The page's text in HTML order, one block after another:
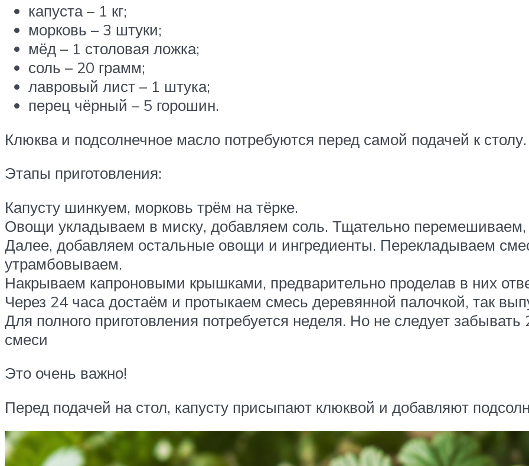
капуста – 1 кг;
морковь – 3 штуки;
мёд – 1 столовая ложка;
соль – 20 грамм;
лавровый лист – 1 штука;
перец чёрный – 5 горошин.
Клюква и подсолнечное масло потребуются перед самой подачей к столу.
Этапы приготовления:
Капусту шинкуем, морковь трём на тёрке.
Овощи укладываем в миску, добавляем соль. Тщательно перемешиваем,
Далее, добавляем остальные овощи и ингредиенты. Перекладываем
утрамбовываем.
Накрываем капроновыми крышками, предварительно проделав в них
Через 24 часа достаём и протыкаем смесь деревянной палочкой, так
Для полного приготовления потребуется неделя. Но не следует
смеси
Это очень важно!
Перед подачей на стол, капусту присыпают клюквой и добавляют